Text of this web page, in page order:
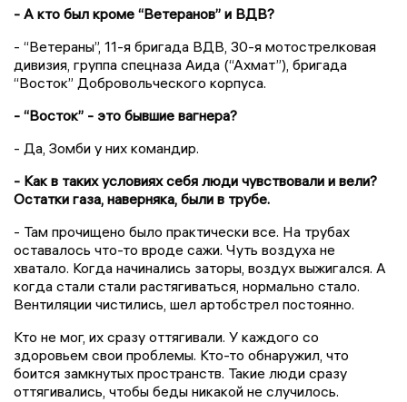
- А кто был кроме “Ветеранов” и ВДВ?
- “Ветераны”, 11-я бригада ВДВ, 30-я мотострелковая
дивизия, группа спецназа Аида (“Ахмат”), бригада
“Восток” Добровольческого корпуса.
- “Восток” - это бывшие вагнера?
- Да, Зомби у них командир.
- Как в таких условиях себя люди чувствовали и вели?
Остатки газа, наверняка, были в трубе.
- Там прочищено было практически все. На трубах
оставалось что-то вроде сажи. Чуть воздуха не
хватало. Когда начинались заторы, воздух выжигался. А
когда стали стали растягиваться, нормально стало.
Вентиляции чистились, шел артобстрел постоянно.
Кто не мог, их сразу оттягивали. У каждого со
здоровьем свои проблемы. Кто-то обнаружил, что
боится замкнутых пространств. Такие люди сразу
оттягивались, чтобы беды никакой не случилось.